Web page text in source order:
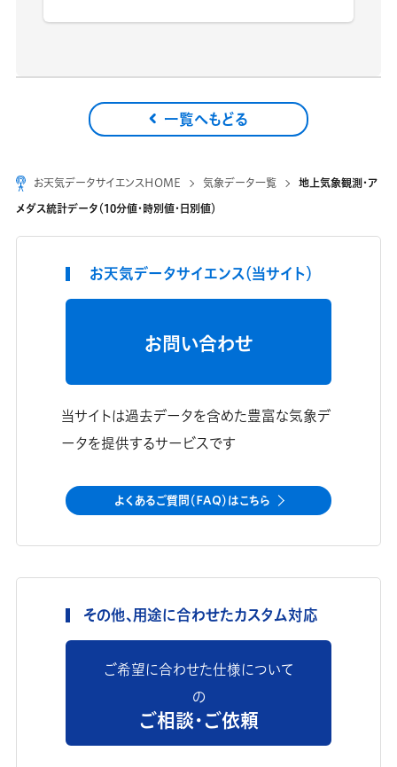
一覧へもどる
お天気データサイエンスHOME 気象データ一覧
地上気象観測・ア
メダス統計データ（10分値・時別値・日別値）
お天気データサイエンス（当サイト）
お問い合わせ
当サイトは過去データを含めた豊富な気象デ
ータを提供するサービスです
よくあるご質問（FAQ）はこちら
その他、用途に合わせたカスタム対応
ご希望に合わせた仕様について
の
ご相談・ご依頼